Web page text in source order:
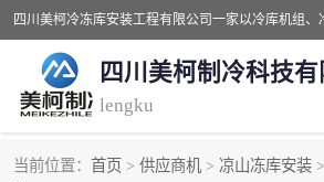
四川美柯制冷科技有
lengku
当前位置： 首页 > 供应商机 > 凉山冻库安装